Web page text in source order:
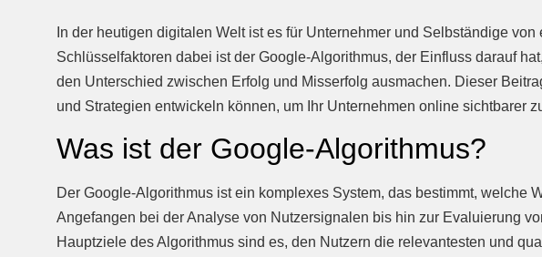
In der heutigen digitalen Welt ist es für Unternehmer und Selbständige
Schlüsselfaktoren dabei ist der Google-Algorithmus, der Einfluss darauf
den Unterschied zwischen Erfolg und Misserfolg ausmachen. Dieser
und Strategien entwickeln können, um Ihr Unternehmen online sichtbarer
Was ist der Google-Algorithmus?
Der Google-Algorithmus ist ein komplexes System, das bestimmt, welche
Angefangen bei der Analyse von Nutzersignalen bis hin zur Evaluierung
Hauptziele des Algorithmus sind es, den Nutzern die relevantesten und